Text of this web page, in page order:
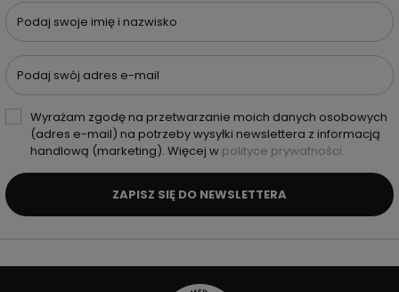
Podaj swoje imię i nazwisko
Podaj swój adres e-mail
Wyrażam zgodę na przetwarzanie moich danych osobowych
(adres e-mail) na potrzeby wysyłki newslettera z informacją
handlową (marketing). Więcej w polityce prywatności.
ZAPISZ SIĘ DO NEWSLETTERA